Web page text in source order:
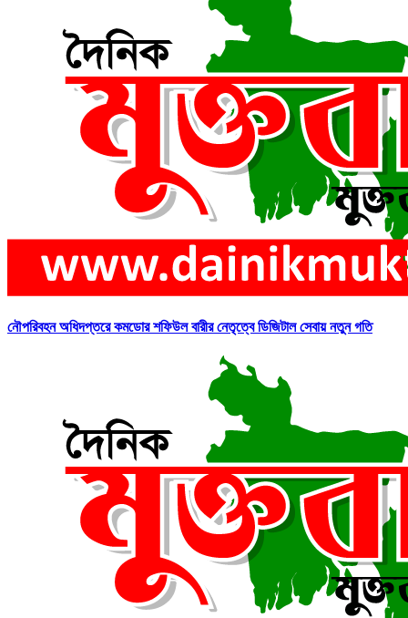
নৌপরিবহন অধিদপ্তরে কমডোর শফিউল বারীর নেতৃত্বে ডিজিটাল সেবায় নতুন গতি